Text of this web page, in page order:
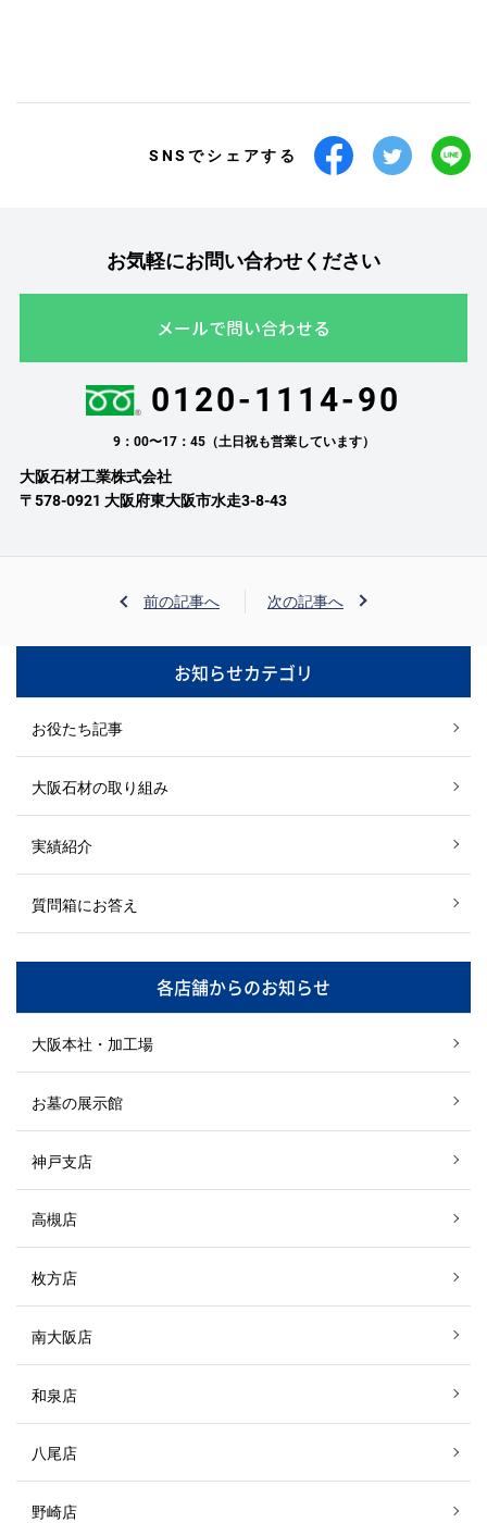
SNSでシェアする
お気軽にお問い合わせください
メールで問い合わせる
0120-1114-90
9：00〜17：45（土日祝も営業しています）
大阪石材工業株式会社
〒578-0921 大阪府東大阪市水走3-8-43
前の記事へ 次の記事へ
お知らせカテゴリ
お役たち記事
大阪石材の取り組み
実績紹介
質問箱にお答え
各店舗からのお知らせ
大阪本社・加工場
お墓の展示館
神戸支店
高槻店
枚方店
南大阪店
和泉店
八尾店
野崎店